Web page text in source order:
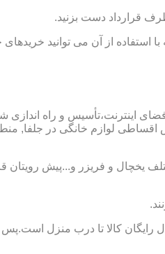
قرارداد دست بزنید.
از آن می توانید خریدهای
اینترنت،تأسیس و راه
لوازم خانگی در جلفا,
یخچال و فریزر و...پیش رویتان
کالا تا درب منزل است.پس